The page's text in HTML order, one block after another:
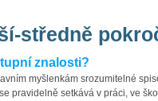
středně
znalosti?
myšlenkám srozumitelné
pravidelně setkává v práci, ve